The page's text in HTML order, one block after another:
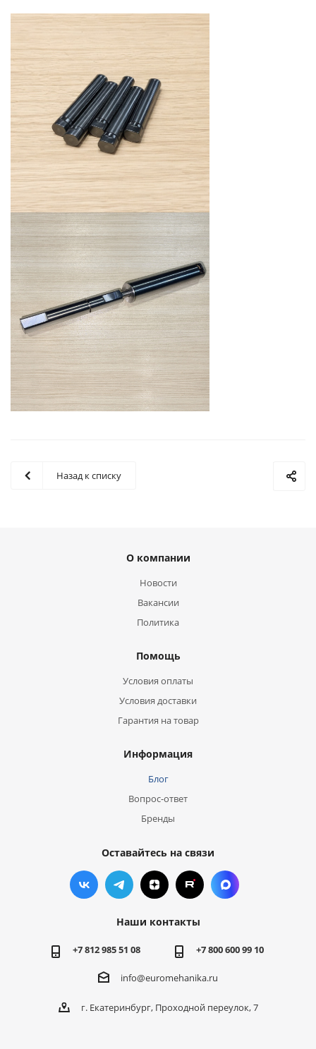
Назад к списку
О компании
Новости
Вакансии
Политика
Помощь
Условия оплаты
Условия доставки
Гарантия на товар
Информация
Блог
Вопрос-ответ
Бренды
Оставайтесь на связи
Наши контакты
+7 812 985 51 08 +7 800 600 99 10
info@euromehanika.ru
г. Екатеринбург, Проходной переулок, 7